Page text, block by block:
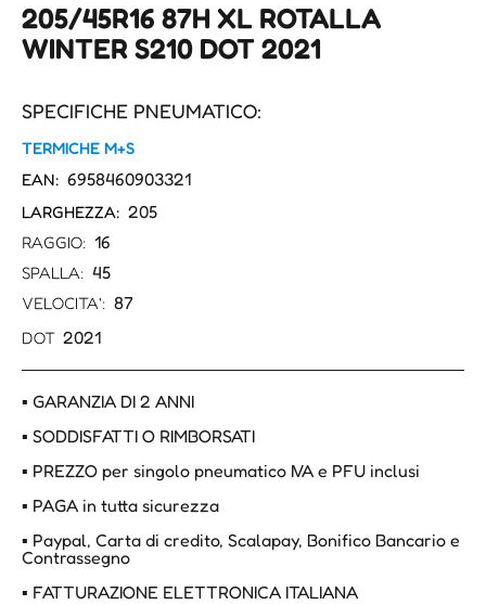
205/45R16 87H XL ROTALLA
WINTER S210 DOT 2021
SPECIFICHE PNEUMATICO:
TERMICHE M+S
EAN: 6958460903321
LARGHEZZA: 205
RAGGIO: 16
SPALLA: 45
VELOCITA': 87
DOT 2021
▪ GARANZIA DI 2 ANNI
▪ SODDISFATTI O RIMBORSATI
▪ PREZZO per singolo pneumatico IVA e PFU inclusi
▪ PAGA in tutta sicurezza
▪ Paypal, Carta di credito, Scalapay, Bonifico Bancario e
Contrassegno
▪ FATTURAZIONE ELETTRONICA ITALIANA